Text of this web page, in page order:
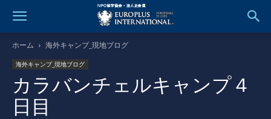
ホーム 海外キャンプ_現地ブログ
海外キャンプ_現地ブログ
カラバンチェルキャンプ４
日目